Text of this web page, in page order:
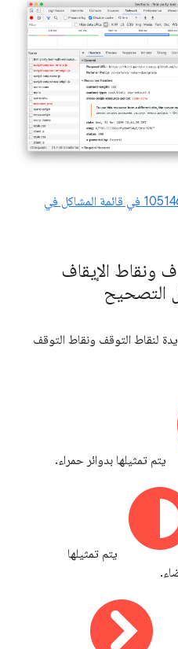
الرقم 1051466 في قائمة المشاكل في
ونقاط الإيقاف
التصحيح
لنقاط التوقف ونقاط التوقف
يتم تمثيلها بدوائر حمراء.
يتم تمثيلها